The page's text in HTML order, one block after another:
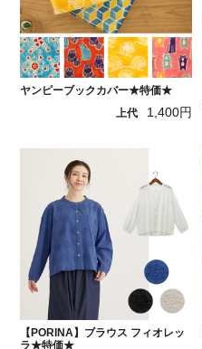
ヤンピーブックカバー★特価★
上代
1,400円
【PORINA】ブラウス フィオレッ
ラ★特価★